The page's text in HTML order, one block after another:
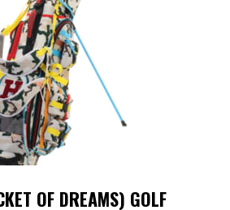
ラインストアでみる
OF DREAMS) GOLF